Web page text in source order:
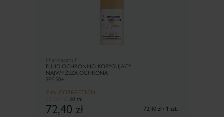
FLUID OCHRONNO-KORYGUJĄCY
NAJWYŻSZA OCHRONA
SPF 50+
SUN-CORRECTION
30 ml
72,40 zł 72,40 zł / 1 szt.